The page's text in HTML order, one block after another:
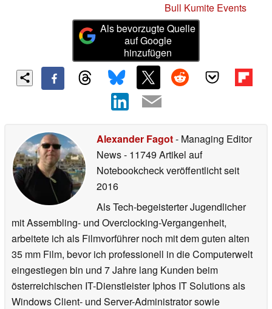
Bull Kumite Events
Als bevorzugte Quelle
auf Google
hinzufügen
Alexander Fagot- Managing Editor
News- 11749 Artikel auf
Notebookcheck veröffentlichtseit
2016
Als Tech-begeisterter Jugendlicher
mit Assembling- und Overclocking-Vergangenheit,
arbeitete ich als Filmvorführer noch mit dem guten alten
35 mm Film, bevor ich professionell in die Computerwelt
eingestiegen bin und 7 Jahre lang Kunden beim
österreichischen IT-Dienstleister Iphos IT Solutions als
Windows Client- und Server-Administrator sowie